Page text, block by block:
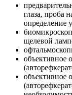
глаза, проба
определение
щелевой
объективное
объективное